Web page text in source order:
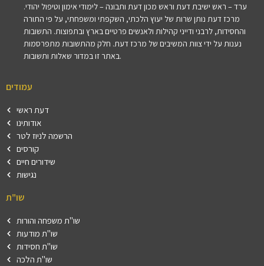
ערד – ראש ישיבת דעת וראש מכון דעת ותבונה – לימודי אימון וטיפול יהודי.
מרכז דעת נותן שרות של יעוץ הלכתי, השקפתי ומשפחתי, על פי התורה
והחסידות, לרבני ודייני קהילות ולאנשים פרטיים בארץ ובתפוצות. התשובות
נענות על ידי צוות המשיבים של מרכז דעת. חלק מהתשובות מתפרסמות
באתר זו במדור שאלות ותשובות.
עמודים
דעת ראשי
אודותינו
הרשמה לניוז לטר
קורסים
שידורים חיים
נגישות
שו"ת
שו"ת משפחה והורות
שו"ת מודעות
שו"ת חסידות
שו"ת הלכה